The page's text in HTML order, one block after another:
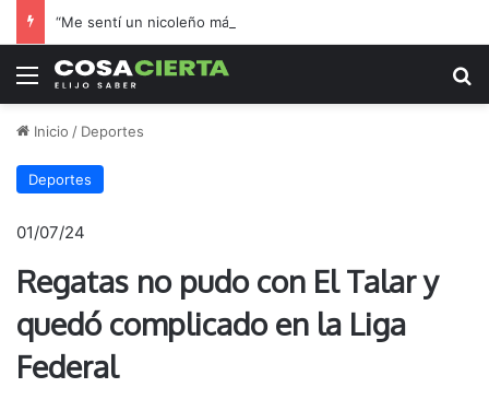
Menú
Inicio / Deportes
Deportes
01/07/24
Regatas no pudo con El Talar y
quedó complicado en la Liga
Federal